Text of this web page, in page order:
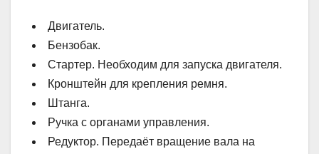
Двигатель.
Бензобак.
Стартер. Необходим для запуска двигателя.
Кронштейн для крепления ремня.
Штанга.
Ручка с органами управления.
Редуктор. Передаёт вращение вала на